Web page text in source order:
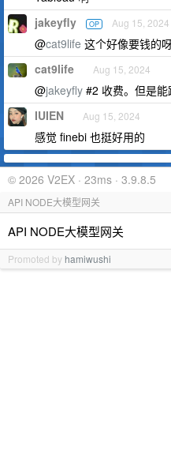
jakeyfly OP Aug 15, 2024
@cat9life 这个好像要钱的
cat9life Aug 15, 2024
@jakeyfly #2 收费。但是
IUIEN Aug 15, 2024
感觉 finebi 也挺好用的
© 2026 V2EX · 23ms · 3.9.8.5
API NODE大模型网关
API NODE大模型网关
Promoted by hamiwushi